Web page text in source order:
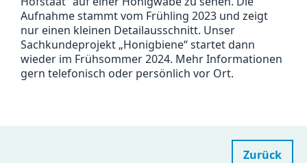
Aufnahme stammt vom Frühling 2023 und zeigt
nur einen kleinen Detailausschnitt. Unser
Sachkundeprojekt „Honigbiene“ startet dann
wieder im Frühsommer 2024. Mehr Informationen
gern telefonisch oder persönlich vor Ort.
Zurück